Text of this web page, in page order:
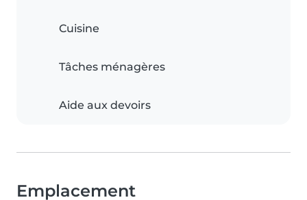
Cuisine
Tâches ménagères
Aide aux devoirs
Emplacement